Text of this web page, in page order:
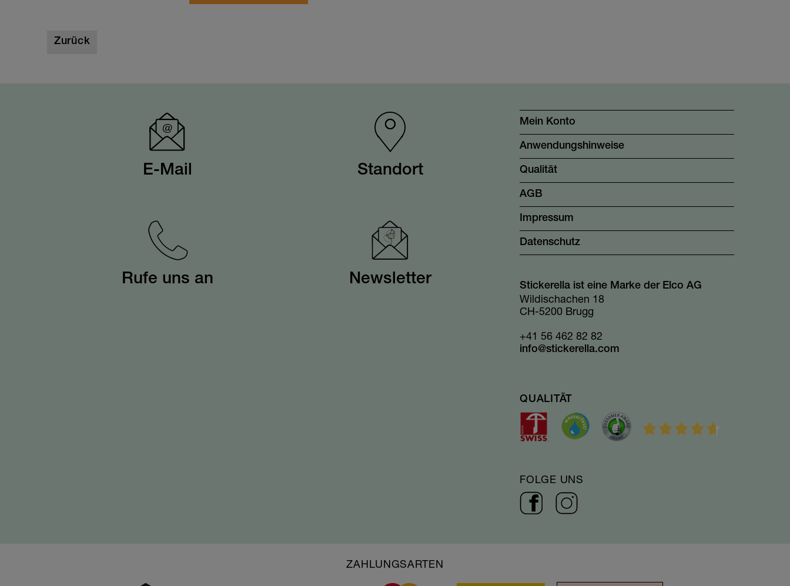
Zurück
E-Mail Standort
Rufe uns an Newsletter
Mein Konto
Anwendungshinweise
Qualität
AGB
Impressum
Datenschutz
Stickerella ist eine Marke der Elco AG
Wildischachen 18
CH-5200 Brugg
+41 56 462 82 82
info@stickerella.com
QUALITÄT
FOLGE UNS
ZAHLUNGSARTEN